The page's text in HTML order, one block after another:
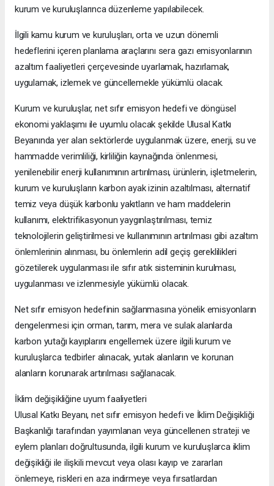
kurum ve kuruluşlarınca düzenleme yapılabilecek.
İlgili kamu kurum ve kuruluşları, orta ve uzun dönemli
hedeflerini içeren planlama araçlarını sera gazı emisyonlarının
azaltım faaliyetleri çerçevesinde uyarlamak, hazırlamak,
uygulamak, izlemek ve güncellemekle yükümlü olacak.
Kurum ve kuruluşlar, net sıfır emisyon hedefi ve döngüsel
ekonomi yaklaşımı ile uyumlu olacak şekilde Ulusal Katkı
Beyanında yer alan sektörlerde uygulanmak üzere, enerji, su ve
hammadde verimliliği, kirliliğin kaynağında önlenmesi,
yenilenebilir enerji kullanımının artırılması, ürünlerin, işletmelerin,
kurum ve kuruluşların karbon ayak izinin azaltılması, alternatif
temiz veya düşük karbonlu yakıtların ve ham maddelerin
kullanımı, elektrifikasyonun yaygınlaştırılması, temiz
teknolojilerin geliştirilmesi ve kullanımının artırılması gibi azaltım
önlemlerinin alınması, bu önlemlerin adil geçiş gereklilikleri
gözetilerek uygulanması ile sıfır atık sisteminin kurulması,
uygulanması ve izlenmesiyle yükümlü olacak.
Net sıfır emisyon hedefinin sağlanmasına yönelik emisyonların
dengelenmesi için orman, tarım, mera ve sulak alanlarda
karbon yutağı kayıplarını engellemek üzere ilgili kurum ve
kuruluşlarca tedbirler alınacak, yutak alanların ve korunan
alanların korunarak artırılması sağlanacak.
İklim değişikliğine uyum faaliyetleri
Ulusal Katkı Beyanı, net sıfır emisyon hedefi ve İklim Değişikliği
Başkanlığı tarafından yayımlanan veya güncellenen strateji ve
eylem planları doğrultusunda, ilgili kurum ve kuruluşlarca iklim
değişikliği ile ilişkili mevcut veya olası kayıp ve zararları
önlemeye, riskleri en aza indirmeye veya fırsatlardan